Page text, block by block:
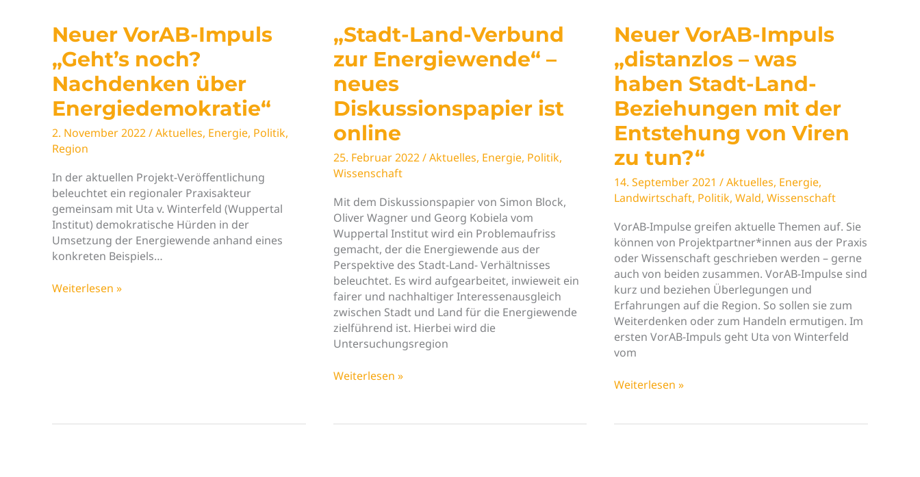
einer
fairen
und
resilienten
Region
Lübeck.
Aus
der
Salon-
Reihe
abgeleitete
Kriterien
und
was
aus
werden
Regionalbeziehungen
in
der
Region
Lübeck
anderen
Morgen“
Neuer VorAB-Impuls
„Geht’s noch?
Nachdenken über
Energiedemokratie“
2. November 2022/Aktuelles, Energie, Politik,
Region
In der aktuellen Projekt-Veröffentlichung
beleuchtet ein regionaler Praxisakteur
gemeinsam mit Uta v. Winterfeld (Wuppertal
Institut) demokratische Hürden in der
Umsetzung der Energiewende anhand eines
konkreten Beispiels…
Neuer
Weiterlesen »
„Stadt-Land-Verbund
zur Energiewende“ –
neues
Diskussionspapier ist
online
25. Februar 2022/Aktuelles, Energie, Politik,
Wissenschaft
Mit dem Diskussionspapier von Simon Block,
Oliver Wagner und Georg Kobiela vom
Wuppertal Institut wird ein Problemaufriss
gemacht, der die Energiewende aus der
Perspektive des Stadt-Land- Verhältnisses
beleuchtet. Es wird aufgearbeitet, inwieweit ein
fairer und nachhaltiger Interessenausgleich
zwischen Stadt und Land für die Energiewende
zielführend ist. Hierbei wird die
Untersuchungsregion
„Stadt-
zur
Weiterlesen »
Neuer VorAB-Impuls
„distanzlos – was
haben Stadt-Land-
Beziehungen mit der
Entstehung von Viren
zu tun?“
14. September 2021/Aktuelles, Energie,
Landwirtschaft, Politik,Wald,Wissenschaft
VorAB-Impulse greifen aktuelle Themen auf. Sie
können von Projektpartner*innen aus der Praxis
oder Wissenschaft geschrieben werden – gerne
auch von beiden zusammen. VorAB-Impulse sind
kurz und beziehen Überlegungen und
Erfahrungen auf die Region. So sollen sie zum
Weiterdenken oder zum Handeln ermutigen. Im
ersten VorAB-Impuls geht Uta von Winterfeld
vom
Neuer
Weiterlesen »